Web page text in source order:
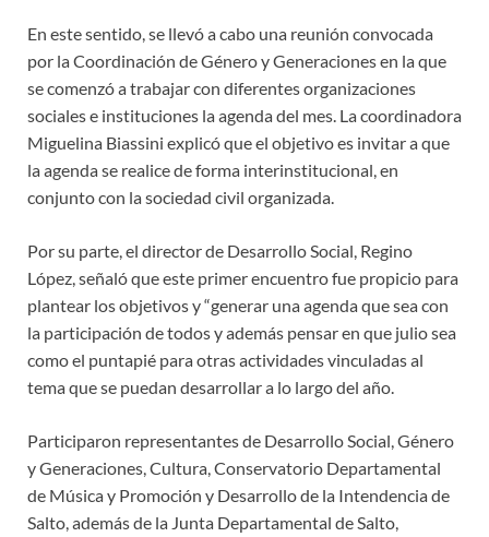
En este sentido, se llevó a cabo una reunión convocada
por la Coordinación de Género y Generaciones en la que
se comenzó a trabajar con diferentes organizaciones
sociales e instituciones la agenda del mes. La coordinadora
Miguelina Biassini explicó que el objetivo es invitar a que
la agenda se realice de forma interinstitucional, en
conjunto con la sociedad civil organizada.
Por su parte, el director de Desarrollo Social, Regino
López, señaló que este primer encuentro fue propicio para
plantear los objetivos y “generar una agenda que sea con
la participación de todos y además pensar en que julio sea
como el puntapié para otras actividades vinculadas al
tema que se puedan desarrollar a lo largo del año.
Participaron representantes de Desarrollo Social, Género
y Generaciones, Cultura, Conservatorio Departamental
de Música y Promoción y Desarrollo de la Intendencia de
Salto, además de la Junta Departamental de Salto,